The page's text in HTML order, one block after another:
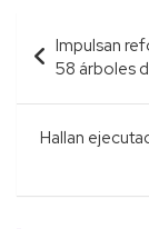
Navegación
de
entradas
Impulsan
58 árboles
Hallan